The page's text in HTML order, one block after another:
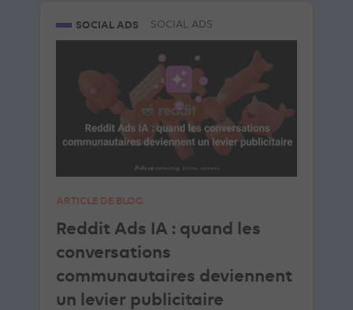
SOCIAL ADS SOCIAL ADS
ARTICLE DE BLOG
Reddit Ads IA : quand les
conversations
communautaires deviennent
un levier publicitaire